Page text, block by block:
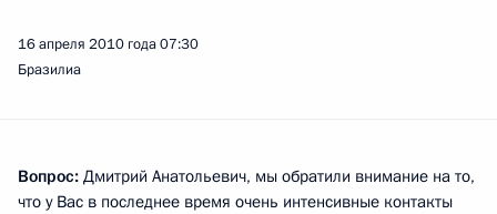
16 апреля 2010 года07:30
Бразилиа
Вопрос: Дмитрий Анатольевич, мы обратили внимание на то,
что у Вас в последнее время очень интенсивные контакты